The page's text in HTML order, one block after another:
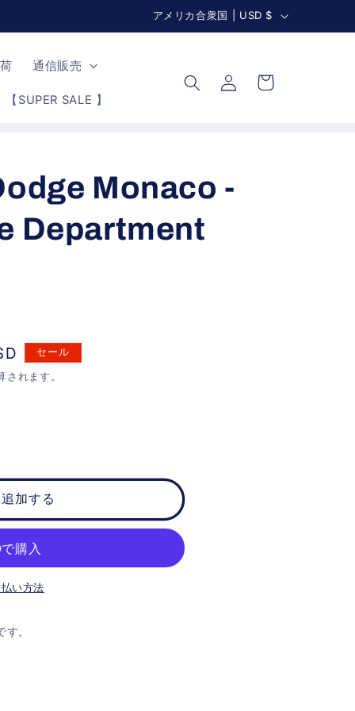
国
/
アメリカ合衆国 | USD $
通信販売
【SUPER SALE 】
グ
イ
ー
Monaco -
Department
セール
されます。
加する
い方法
。